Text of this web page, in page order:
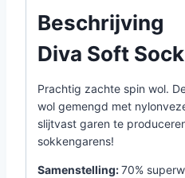
aantal
Beschrijving
Diva Soft Sock
Prachtig zachte spin wol.
wol gemengd met
slijtvast garen te
sokkengarens!
Samenstelling:70%